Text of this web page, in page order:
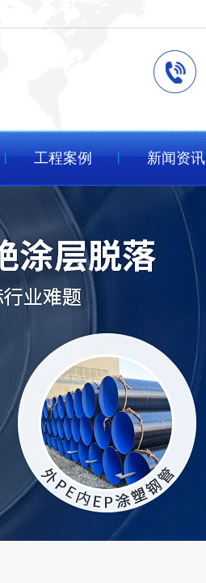
工程案例
山西君瀚集团采购友元聚氨酯保温管产品
新闻资讯